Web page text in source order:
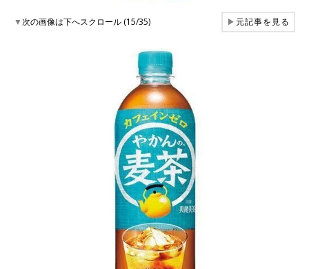
▼次の画像は下へスクロール (15/35) ▶元記事を見る